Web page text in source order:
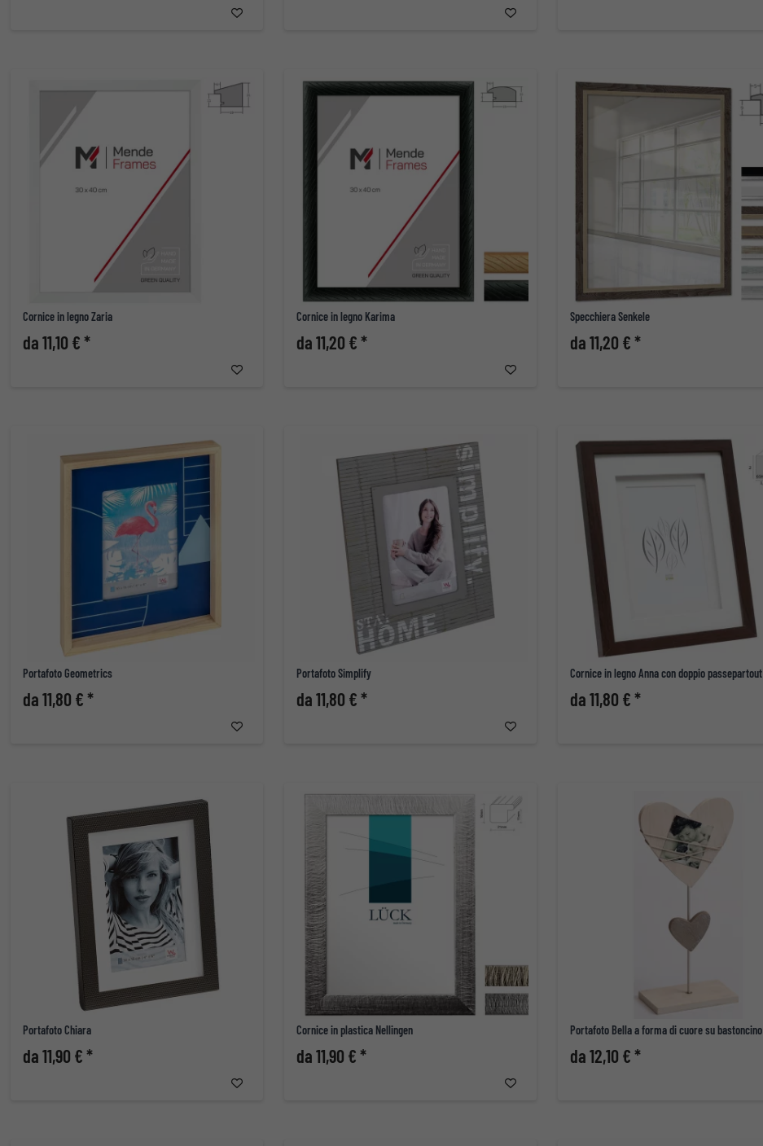
Cornice in legno Zaria
da 11,10 € *
Cornice in legno Karima
da 11,20 € *
Specchiera Senkele
da 11,20 € *
Portafoto Geometrics
da 11,80 € *
Portafoto Simplify
da 11,80 € *
Cornice in legno Anna con doppio passepartout
da 11,80 € *
Portafoto Chiara
da 11,90 € *
Cornice in plastica Nellingen
da 11,90 € *
Portafoto Bella a forma di cuore su bastoncino
da 12,10 € *